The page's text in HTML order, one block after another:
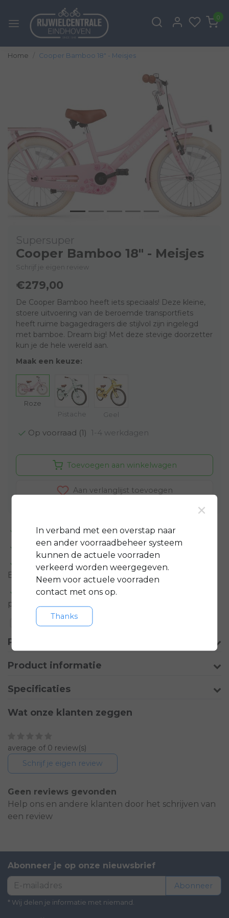
0
Home Cooper Bamboo 18" - Meisjes
Vorige
Supersuper
Cooper Bamboo 18" - Meisjes
Schrijf je eigen review
€279,00
De Cooper Bamboo heeft iets speciaals! Deze kleine,
stoere uitvoering van de beroemde transportfiets
heeft ruime bagagedragers die stijlvol zijn ingelegd
met bamboe. Dream big! Met deze stevige doorzetter
kun je de hele wereld aan.
Maak een keuze:
Roze
Pistache
Geel
Op voorraad (1) 1-4 werkdagen
Toevoegen aan winkelwagen
Aan verlanglijst toevoegen
Standaard 3 jaargarantie op bijna alle fietsen
GRATISservicepakket t.w.v. minimaal € 150,-
Gratis rijklare
bezorging in regio groot
Eindhoven
Meer informatie?Neem contact op over dit
product
Toevoegen aan vergelijking
Productomschrijving
Product informatie
Specificaties
Wat onze klanten zeggen
average of 0 review(s)
Schrijf je eigen review
Geen reviews gevonden
Help ons en andere klanten door het schrijven van
een review
Abonneer je op onze nieuwsbrief
Abonneer
* Wij delen je informatie met niemand.
×
In verband met een overstap naar
een ander voorraadbeheer systeem
kunnen de actuele voorraden
verkeerd worden weergegeven.
Neem voor actuele voorraden
contact met ons op.
Thanks